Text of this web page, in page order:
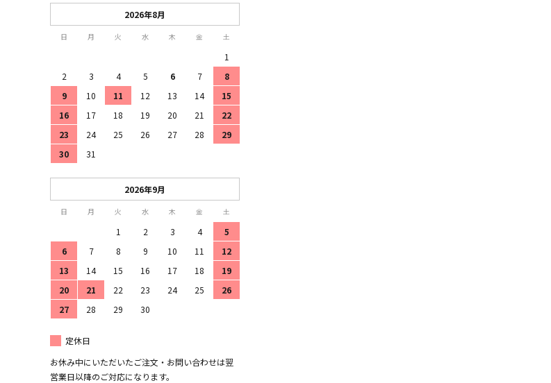
2026年8月
日 月 火 水 木 金 土
1
2
3 4 5 6 7
8
9
10 11 12 13 14
15
16
17 18 19 20 21
22
23
24 25 26 27 28
29
30
31
2026年9月
日 月 火 水 木 金 土
1 2 3 4
5
6
7 8 9 10 11
12
13
14 15 16 17 18
19
20
21 22 23 24 25
26
27
28 29 30
定休日
お休み中にいただいたご注文・お問い合わせは翌
営業日以降のご対応になります。